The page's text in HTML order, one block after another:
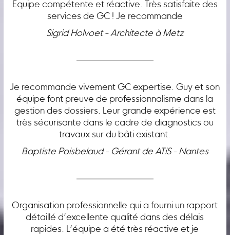
Équipe compétente et réactive. Très satisfaite des
services de GC ! Je recommande
Sigrid Holvoet - Architecte à Metz
Je recommande vivement GC expertise. Guy et son
équipe font preuve de professionnalisme dans la
gestion des dossiers. Leur grande expérience est
très sécurisante dans le cadre de diagnostics ou
travaux sur du bâti existant.
Baptiste Poisbelaud - Gérant de ATiS - Nantes
Organisation professionnelle qui a fourni un rapport
détaillé d’excellente qualité dans des délais
rapides. L’équipe a été très réactive et je